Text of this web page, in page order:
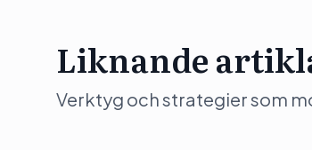
Liknande
Verktyg och strategier som